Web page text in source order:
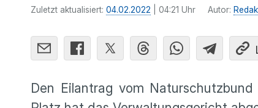
Zuletzt aktualisiert: 04.02.2022 | 04:21 Uhr Autor:
Den Eilantrag vom